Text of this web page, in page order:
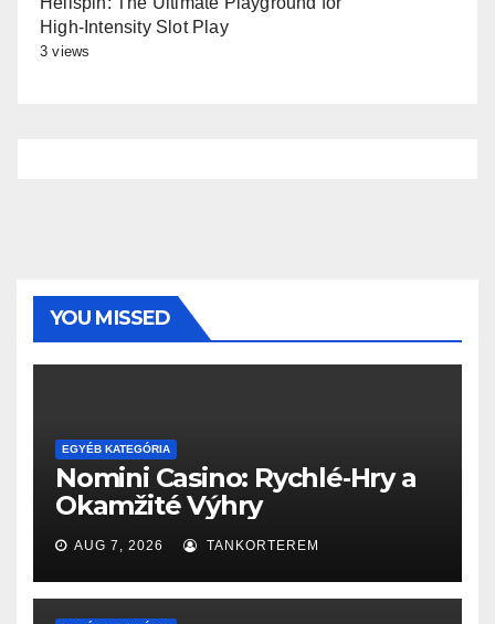
High‑Intensity Slot Play
3 views
YOU MISSED
EGYÉB KATEGÓRIA
Nomini Casino: Rychlé‑Hry a
Okamžité Výhry
AUG 7, 2026 TANKORTEREM